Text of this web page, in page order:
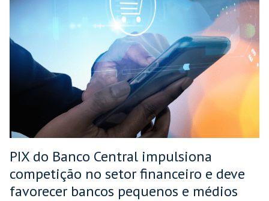
PIX do Banco Central impulsiona
competição no setor financeiro e deve
favorecer bancos pequenos e médios